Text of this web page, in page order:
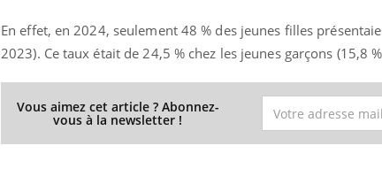
En effet, en 2024, seulement 48 % des jeunes filles
2023). Ce taux était de 24,5 % chez les jeunes garçons (15,8
Vous aimez cet article ? Abonnez-
vous à la newsletter !